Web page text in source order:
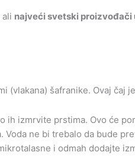
ali najveći svetski proizvođači
(vlakana) šafranike. Ovaj
ih izmrvite prstima. Ovo će
Voda ne bi trebalo da bude
i odmah dodajte